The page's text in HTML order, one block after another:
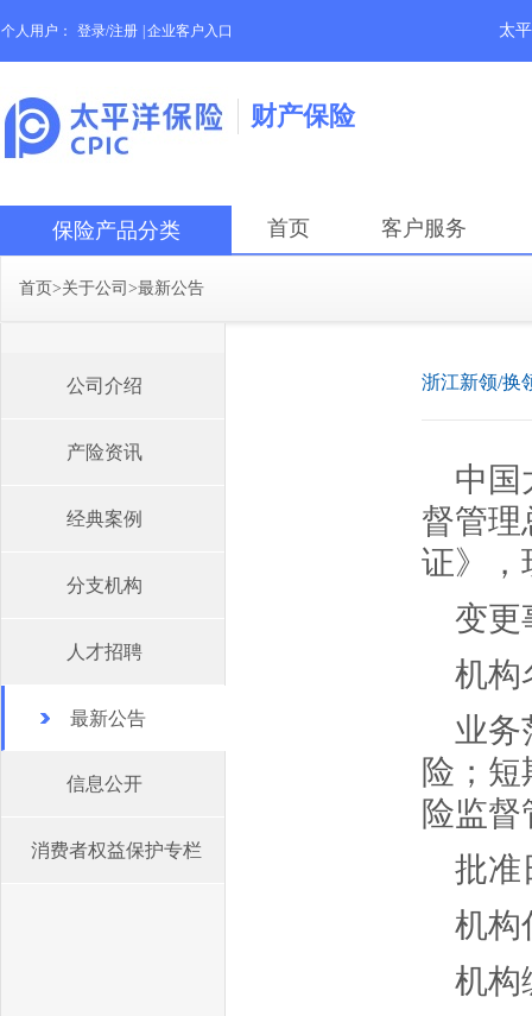
个人用户： 登录/注册 企业客户入口 太
财产保险
保险产品分类 首页 客户服务
首页>关于公司 >最新公告
公司介绍
产险资讯
经典案例
分支机构
人才招聘
最新公告
信息公开
消费者权益保护专栏
浙江新领/换
中国
督管理
证》，
变更
机构
业务
险；
险监
批准
机构
机构